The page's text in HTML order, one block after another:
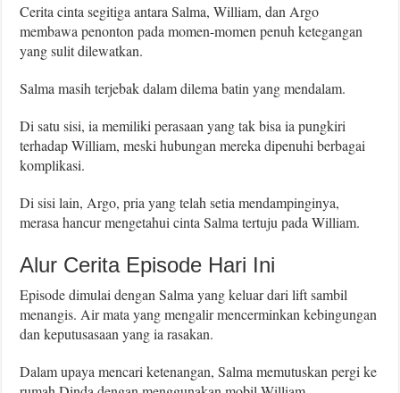
Cerita cinta segitiga antara Salma, William, dan Argo
membawa penonton pada momen-momen penuh ketegangan
yang sulit dilewatkan.
Salma masih terjebak dalam dilema batin yang mendalam.
Di satu sisi, ia memiliki perasaan yang tak bisa ia pungkiri
terhadap William, meski hubungan mereka dipenuhi berbagai
komplikasi.
Di sisi lain, Argo, pria yang telah setia mendampinginya,
merasa hancur mengetahui cinta Salma tertuju pada William.
Alur Cerita Episode Hari Ini
Episode dimulai dengan Salma yang keluar dari lift sambil
menangis. Air mata yang mengalir mencerminkan kebingungan
dan keputusasaan yang ia rasakan.
Dalam upaya mencari ketenangan, Salma memutuskan pergi ke